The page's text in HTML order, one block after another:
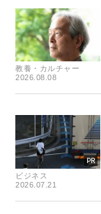
教養・カルチャー
2026.08.08
ビジネス
2026.07.21